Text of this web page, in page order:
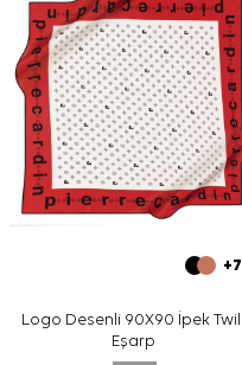
+7
Logo Desenli 90X90 İpek Twill
Eşarp